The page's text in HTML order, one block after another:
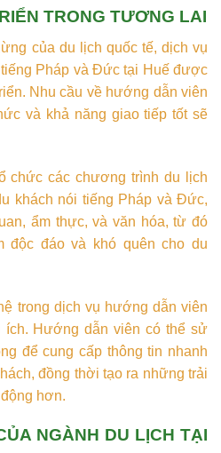
TRONG TƯƠNG LAI
của du lịch quốc tế, dịch vụ
Pháp và Đức tại Huế được
Nhu cầu về hướng dẫn viên
và khả năng giao tiếp tốt sẽ
chức các chương trình du lịch
khách nói tiếng Pháp và Đức,
ẩm thực, và văn hóa, từ đó
độc đáo và khó quên cho du
trong dịch vụ hướng dẫn viên
Hướng dẫn viên có thể sử
để cung cấp thông tin nhanh
đồng thời tạo ra những trải
hơn.
NGÀNH DU LỊCH TẠI